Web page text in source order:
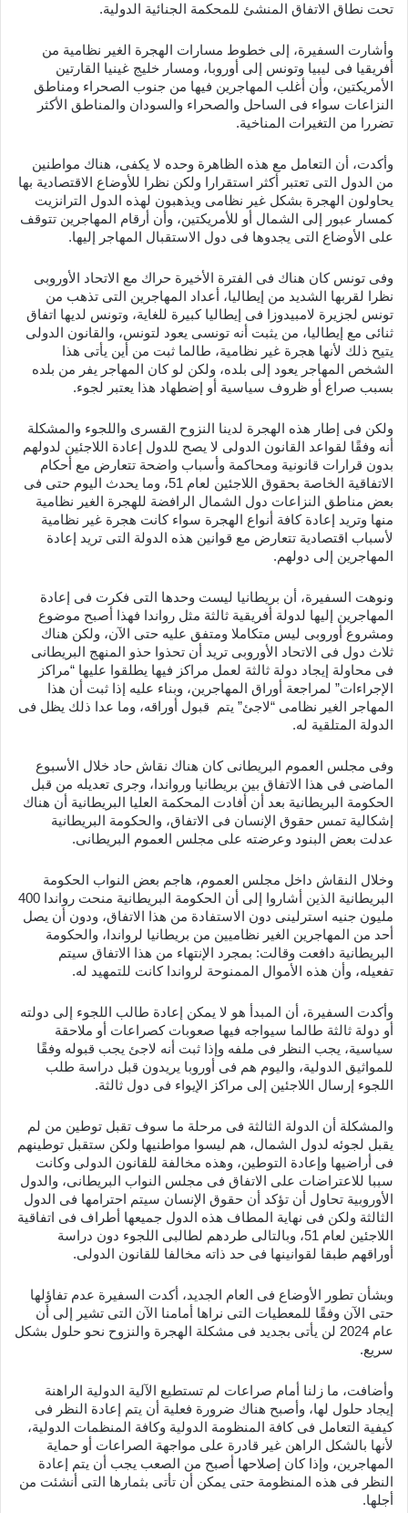
تحت نطاق الاتفاق المنشئ للمحكمة الجنائية الدولية.
وأشارت السفيرة، إلى خطوط مسارات الهجرة الغير نظامية من
أفريقيا فى ليبيا وتونس إلى أوروبا، ومسار خليج غينيا القارتين
الأمريكتين، وأن أغلب المهاجرين فيها من جنوب الصحراء ومناطق
النزاعات سواء فى الساحل والصحراء والسودان والمناطق الأكثر
تضررا من التغيرات المناخية.
وأكدت، أن التعامل مع هذه الظاهرة وحده لا يكفى، هناك مواطنين
من الدول التى تعتبر أكثر استقرارا ولكن نظرا للأوضاع الاقتصادية بها
يحاولون الهجرة بشكل غير نظامى ويذهبون لهذه الدول الترانزيت
كمسار عبور إلى الشمال أو للأمريكتين، وأن أرقام المهاجرين تتوقف
على الأوضاع التى يجدوها فى دول الاستقبال المهاجر إليها.
وفى تونس كان هناك فى الفترة الأخيرة حراك مع الاتحاد الأوروبى
نظرا لقربها الشديد من إيطاليا، أعداد المهاجرين التى تذهب من
تونس لجزيرة لامبيدوزا فى إيطاليا كبيرة للغاية، وتونس لديها اتفاق
ثنائى مع إيطاليا، من يثبت أنه تونسى يعود لتونس، والقانون الدولى
يتيح ذلك لأنها هجرة غير نظامية، طالما ثبت من أين يأتى هذا
الشخص المهاجر يعود إلى بلده، ولكن لو كان المهاجر يفر من بلده
بسبب صراع أو ظروف سياسية أو إضطهاد هذا يعتبر لجوء.
ولكن فى إطار هذه الهجرة لدينا النزوح القسرى واللجوء والمشكلة
أنه وفقًا لقواعد القانون الدولى لا يصح للدول إعادة اللاجئين لدولهم
بدون قرارات قانونية ومحاكمة وأسباب واضحة تتعارض مع أحكام
الاتفاقية الخاصة بحقوق اللاجئين لعام 51، وما يحدث اليوم حتى فى
بعض مناطق النزاعات دول الشمال الرافضة للهجرة الغير نظامية
منها وتريد إعادة كافة أنواع الهجرة سواء كانت هجرة غير نظامية
لأسباب اقتصادية تتعارض مع قوانين هذه الدولة التى تريد إعادة
المهاجرين إلى دولهم.
ونوهت السفيرة، أن بريطانيا ليست وحدها التى فكرت فى إعادة
المهاجرين إليها لدولة أفريقية ثالثة مثل رواندا فهذا أصبح موضوع
ومشروع أوروبى ليس متكاملا ومتفق عليه حتى الآن، ولكن هناك
ثلاث دول فى الاتحاد الأوروبى تريد أن تحذوا حذو المنهج البريطانى
فى محاولة إيجاد دولة ثالثة لعمل مراكز فيها يطلقوا عليها “مراكز
الإجراءات” لمراجعة أوراق المهاجرين، وبناء عليه إذا ثبت أن هذا
المهاجر الغير نظامى “لاجئ” يتم قبول أوراقه، وما عدا ذلك يظل فى
الدولة المتلقية له.
وفى مجلس العموم البريطانى كان هناك نقاش حاد خلال الأسبوع
الماضى فى هذا الاتفاق بين بريطانيا ورواندا، وجرى تعديله من قبل
الحكومة البريطانية بعد أن أفادت المحكمة العليا البريطانية أن هناك
إشكالية تمس حقوق الإنسان فى الاتفاق، والحكومة البريطانية
عدلت بعض البنود وعرضته على مجلس العموم البريطانى.
وخلال النقاش داخل مجلس العموم، هاجم بعض النواب الحكومة
البريطانية الذين أشاروا إلى أن الحكومة البريطانية منحت رواندا 400
مليون جنيه استرلينى دون الاستفادة من هذا الاتفاق، ودون أن يصل
أحد من المهاجرين الغير نظاميين من بريطانيا لرواندا، والحكومة
البريطانية دافعت وقالت: بمجرد الإنتهاء من هذا الاتفاق سيتم
تفعيله، وأن هذه الأموال الممنوحة لرواندا كانت للتمهيد له.
وأكدت السفيرة، أن المبدأ هو لا يمكن إعادة طالب اللجوء إلى دولته
أو دولة ثالثة طالما سيواجه فيها صعوبات كصراعات أو ملاحقة
سياسية، يجب النظر فى ملفه وإذا ثبت أنه لاجئ يجب قبوله وفقًا
للمواثيق الدولية، واليوم هم فى أوروبا يريدون قبل دراسة طلب
اللجوء إرسال اللاجئين إلى مراكز الإيواء فى دول ثالثة.
والمشكلة أن الدولة الثالثة فى مرحلة ما سوف تقبل توطين من لم
يقبل لجوئه لدول الشمال، هم ليسوا مواطنيها ولكن ستقبل توطينهم
فى أراضيها وإعادة التوطين، وهذه مخالفة للقانون الدولى وكانت
سببا للاعتراضات على الاتفاق فى مجلس النواب البريطانى، والدول
الأوروبية تحاول أن تؤكد أن حقوق الإنسان سيتم احترامها فى الدول
الثالثة ولكن فى نهاية المطاف هذه الدول جميعها أطراف فى اتفاقية
اللاجئين لعام 51، وبالتالى طردهم لطالبى اللجوء دون دراسة
أوراقهم طبقا لقوانينها فى حد ذاته مخالفا للقانون الدولى.
وبشأن تطور الأوضاع فى العام الجديد، أكدت السفيرة عدم تفاؤلها
حتى الآن وفقًا للمعطيات التى نراها أمامنا الآن التى تشير إلى أن
عام 2024 لن يأتى بجديد فى مشكلة الهجرة والنزوح نحو حلول بشكل
سريع.
وأضافت، ما زلنا أمام صراعات لم تستطيع الآلية الدولية الراهنة
إيجاد حلول لها، وأصبح هناك ضرورة فعلية أن يتم إعادة النظر فى
كيفية التعامل فى كافة المنظومة الدولية وكافة المنظمات الدولية،
لأنها بالشكل الراهن غير قادرة على مواجهة الصراعات أو حماية
المهاجرين، وإذا كان إصلاحها أصبح من الصعب يجب أن يتم إعادة
النظر فى هذه المنظومة حتى يمكن أن تأتى بثمارها التى أنشئت من
أجلها.